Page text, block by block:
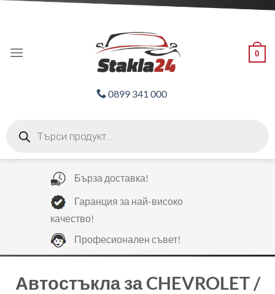
0
0899 341 000
search
Бърза доставка!
Гаранция за най-високо
качество!
Професионален съвет!
Автостъкла за CHEVROLET /